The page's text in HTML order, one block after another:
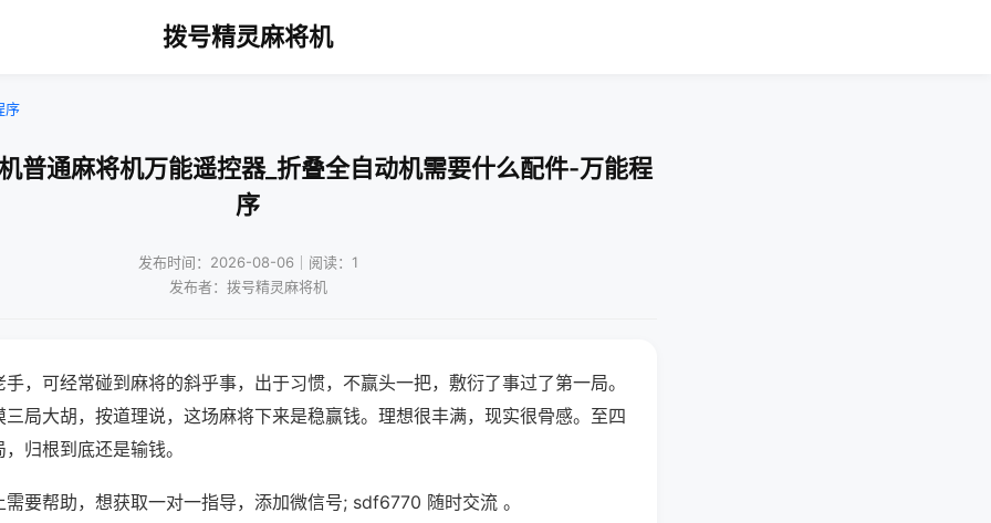
拨号精灵麻将机
序
普通麻将机万能遥控器_折叠全自动机需要什么配件-万能程
序
发布时间：2026-08-06｜阅读：1
发布者：拨号精灵麻将机
，可经常碰到麻将的斜乎事，出于习惯，不赢头一把，敷衍了事过了第一局。
三局大胡，按道理说，这场麻将下来是稳赢钱。理想很丰满，现实很骨感。至四
归根到底还是输钱。
要帮助，想获取一对一指导，添加微信号; sdf6770 随时交流 。